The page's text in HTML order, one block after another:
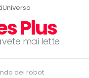
mai lette
dei robot